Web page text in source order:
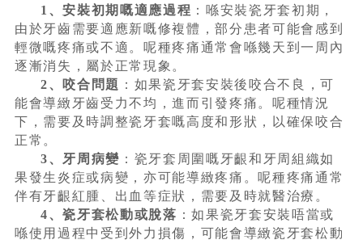
1、安裝初期嘅適應過程 ：喺安裝瓷牙套初期，
由於牙齒需要適應新嘅修複體，部分患者可能會感到
輕微嘅疼痛或不適。呢種疼痛通常會喺幾天到一周內
逐漸消失，屬於正常現象。
2、咬合問題 ：如果瓷牙套安裝後咬合不良，可
能會導緻牙齒受力不均，進而引發疼痛。呢種情況
下，需要及時調整瓷牙套嘅高度和形狀，以確保咬合
正常。
3、牙周病變 ：瓷牙套周圍嘅牙齦和牙周組織如
果發生炎症或病變，亦可能導緻疼痛。呢種疼痛通常
伴有牙齦紅腫、出血等症狀，需要及時就醫治療。
4、瓷牙套松動或脫落 ：如果瓷牙套安裝唔當或
喺使用過程中受到外力損傷，可能會導緻瓷牙套松動